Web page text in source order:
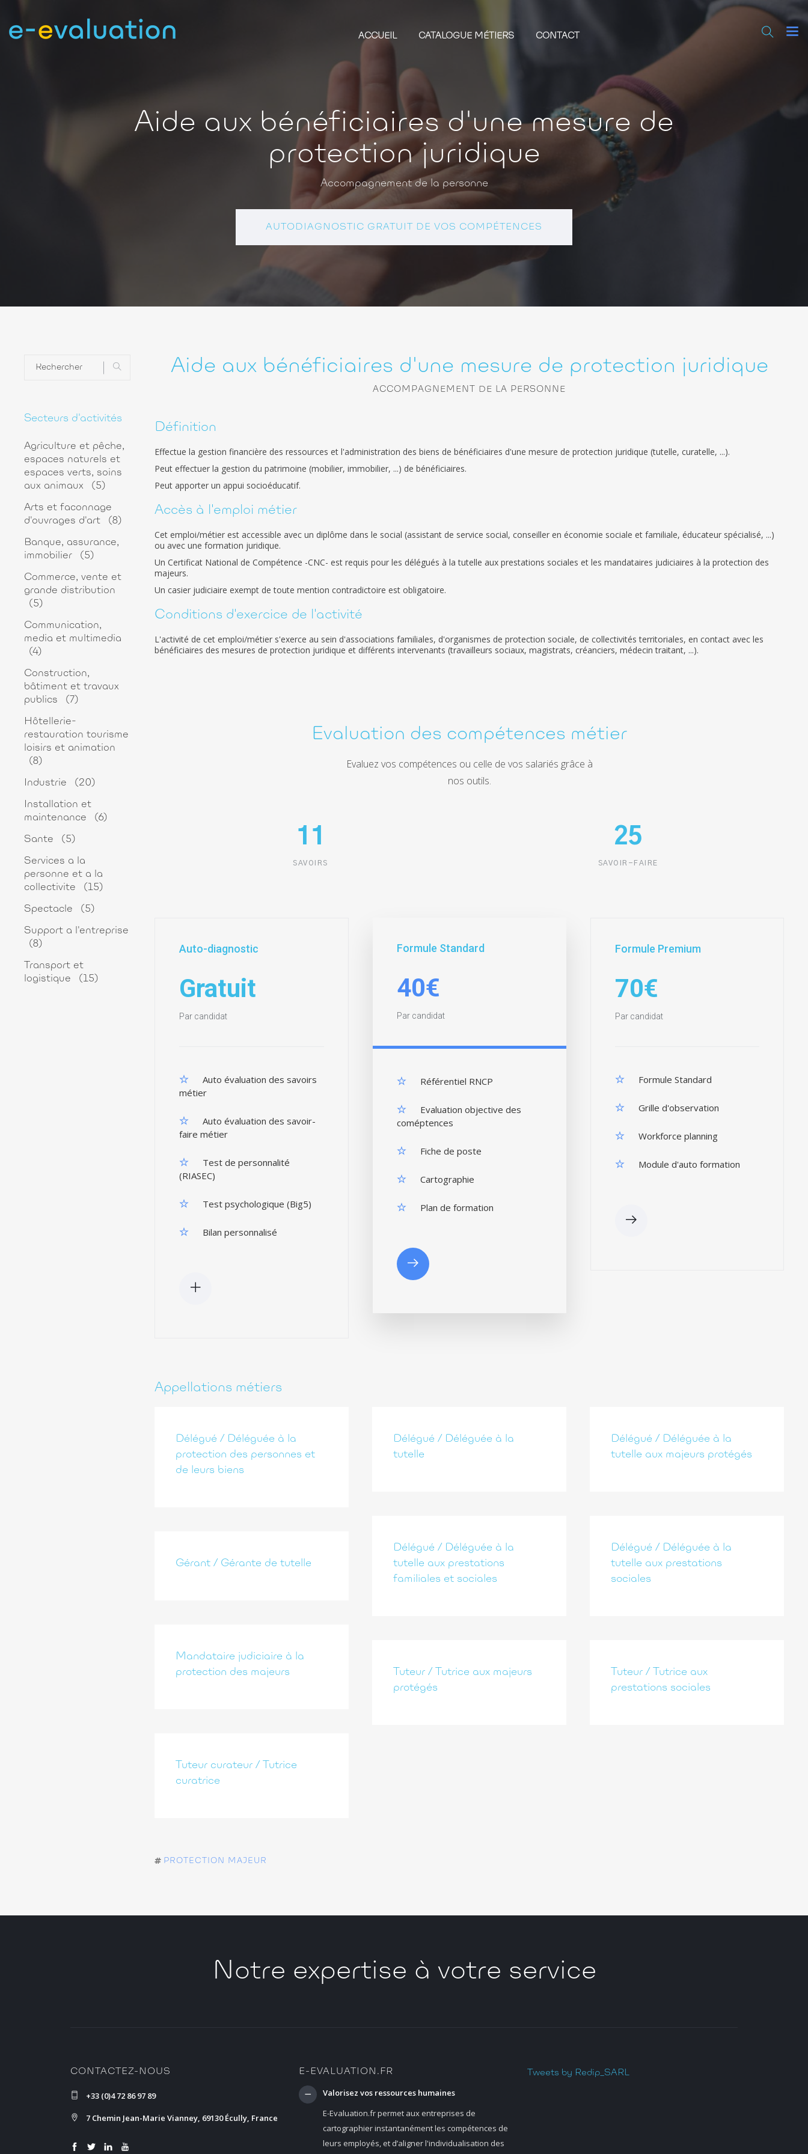
ACCUEIL CATALOGUE MÉTIERS CONTACT
Aide aux bénéficiaires d'une mesure de
protection juridique
Accompagnement de la personne
AUTODIAGNOSTIC GRATUIT DE VOS COMPÉTENCES
Aide aux bénéficiaires d'une mesure de protection juridique
ACCOMPAGNEMENT DE LA PERSONNE
Définition
Effectue la gestion financière des ressources et l'administration des biens de bénéficiaires d'une mesure de protection juridique (tutelle, curatelle, ...).
Peut effectuer la gestion du patrimoine (mobilier, immobilier, ...) de bénéficiaires.
Peut apporter un appui socioéducatif.
Accès à l'emploi métier
Cet emploi/métier est accessible avec un diplôme dans le social (assistant de service social, conseiller en économie sociale et familiale, éducateur spécialisé, ...)
ou avec une formation juridique.
Un Certificat National de Compétence -CNC- est requis pour les délégués à la tutelle aux prestations sociales et les mandataires judiciaires à la protection des
majeurs.
Un casier judiciaire exempt de toute mention contradictoire est obligatoire.
Conditions d'exercice de l'activité
L'activité de cet emploi/métier s'exerce au sein d'associations familiales, d'organismes de protection sociale, de collectivités territoriales, en contact avec les
bénéficiaires des mesures de protection juridique et différents intervenants (travailleurs sociaux, magistrats, créanciers, médecin traitant, ...).
Evaluation des compétences métier
Evaluez vos compétences ou celle de vos salariés grâce à
nos outils.
11
SAVOIRS
25
SAVOIR-FAIRE
Auto-diagnostic
Gratuit
Par candidat
Auto évaluation des savoirs
métier
Auto évaluation des savoir-
faire métier
Test de personnalité
(RIASEC)
Test psychologique (Big5)
Bilan personnalisé
Formule Standard
40€
Par candidat
Référentiel RNCP
Evaluation objective des
coméptences
Fiche de poste
Cartographie
Plan de formation
Formule Premium
70€
Par candidat
Formule Standard
Grille d'observation
Workforce planning
Module d'auto formation
Appellations métiers
Délégué / Déléguée à la
protection des personnes et
de leurs biens
Délégué / Déléguée à la
tutelle
Délégué / Déléguée à la
tutelle aux majeurs protégés
Délégué / Déléguée à la
tutelle aux prestations
familiales et sociales
Délégué / Déléguée à la
tutelle aux prestations
sociales
Gérant / Gérante de tutelle
Mandataire judiciaire à la
protection des majeurs
Tuteur / Tutrice aux majeurs
protégés
Tuteur / Tutrice aux
prestations sociales
Tuteur curateur / Tutrice
curatrice
PROTECTION MAJEUR
Secteurs d'activités
Agriculture et pêche,
espaces naturels et
espaces verts, soins
aux animaux
(5)
Arts et faconnage
d'ouvrages d'art
(8)
Banque, assurance,
immobilier
(5)
Commerce, vente et
grande distribution
(5)
Communication,
media et multimedia
(4)
Construction,
bâtiment et travaux
publics
(7)
Hôtellerie-
restauration tourisme
loisirs et animation
(8)
Industrie (20)
Installation et
maintenance
(6)
Sante (5)
Services a la
personne et a la
collectivite
(15)
Spectacle (5)
Support a l'entreprise
(8)
Transport et
logistique
(15)
Notre expertise à votre service
CONTACTEZ-NOUS
+33 (0)4 72 86 97 89
7 Chemin Jean-Marie Vianney, 69130 Écully, France
E-EVALUATION.FR
Valorisez vos ressources humaines
E-Evaluation.fr permet aux entreprises de
cartographier instantanément les compétences de
leurs employés, et d’aligner l'individualisation des
Tweets by Redip_SARL